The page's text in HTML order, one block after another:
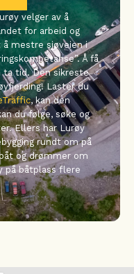
velger av å
for arbeid og
mestre sjøveien i
Å få
ta tid. Den sikreste
Laster du
, kan den
du følge, søke og
Ellers har Lurøy
rundt om på
og drømmer om
på båtplass flere